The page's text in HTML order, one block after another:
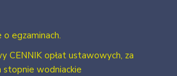
egzaminach.
CENNIK opłat ustawowych, za
wodniackie